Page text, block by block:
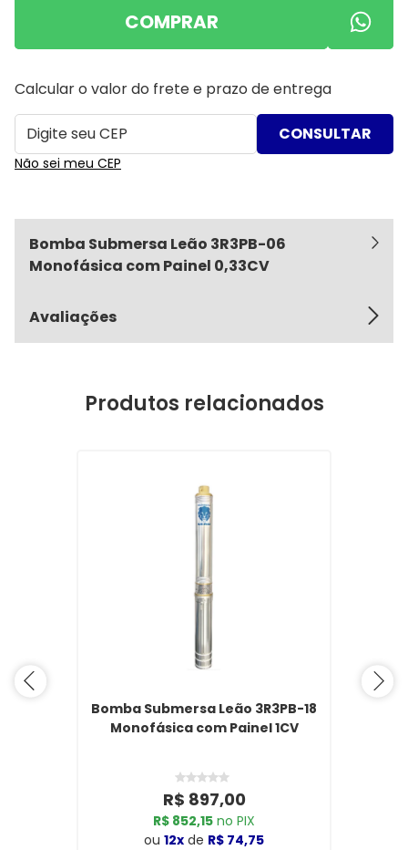
COMPRAR
Calcular o valor do frete e prazo de entrega
Não sei meu CEP
Bomba Submersa Leão 3R3PB-06
Monofásica com Painel 0,33CV
Avaliações
Produtos relacionados
Bomba Submersa Leão 3R3PB-18
Monofásica com Painel 1CV
R$ 897,00
R$ 852,15 no PIX
ou 12x de R$ 74,75